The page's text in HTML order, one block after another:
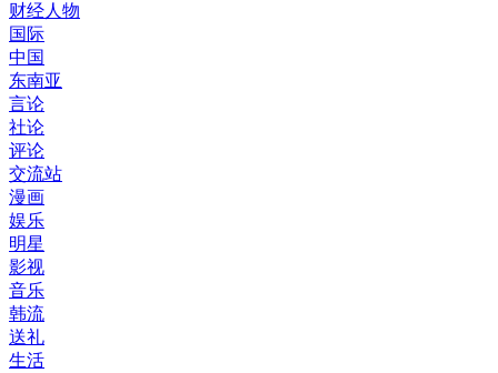
财经人物
国际
中国
东南亚
言论
社论
评论
交流站
漫画
娱乐
明星
影视
音乐
韩流
送礼
生活